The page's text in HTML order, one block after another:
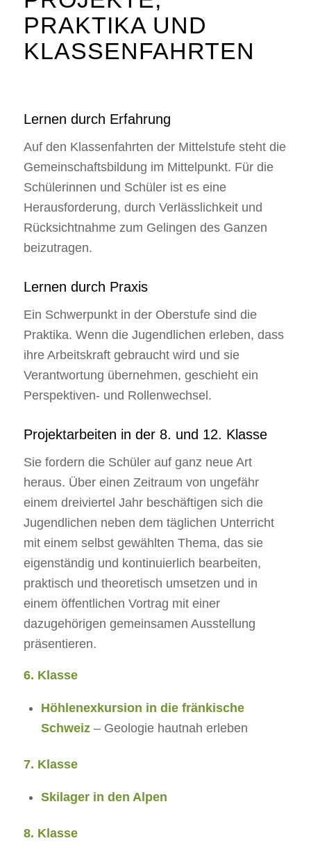
PRAKTIKA UND
KLASSENFAHRTEN
Lernen durch Erfahrung
Auf den Klassenfahrten der Mittelstufe steht die
Gemeinschaftsbildung im Mittelpunkt. Für die
Schülerinnen und Schüler ist es eine
Herausforderung, durch Verlässlichkeit und
Rücksichtnahme zum Gelingen des Ganzen
beizutragen.
Lernen durch Praxis
Ein Schwerpunkt in der Oberstufe sind die
Praktika. Wenn die Jugendlichen erleben, dass
ihre Arbeitskraft gebraucht wird und sie
Verantwortung übernehmen, geschieht ein
Perspektiven- und Rollenwechsel.
Projektarbeiten in der 8. und 12. Klasse
Sie fordern die Schüler auf ganz neue Art
heraus. Über einen Zeitraum von ungefähr
einem dreiviertel Jahr beschäftigen sich die
Jugendlichen neben dem täglichen Unterricht
mit einem selbst gewählten Thema, das sie
eigenständig und kontinuierlich bearbeiten,
praktisch und theoretisch umsetzen und in
einem öffentlichen Vortrag mit einer
dazugehörigen gemeinsamen Ausstellung
präsentieren.
6. Klasse
Höhlenexkursion in die fränkische
Schweiz– Geologie hautnah erleben
7. Klasse
Skilager in den Alpen
8. Klasse